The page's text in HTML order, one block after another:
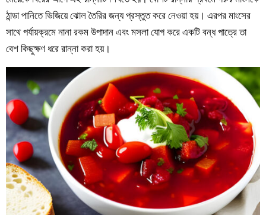
ঠান্ডা পানিতে ভিজিয়ে ঝোল তৈরির জন্য প্রস্তুত করে নেওয়া হয়। এরপর মাংসের
সাথে পর্যায়ক্রমে নানা রকম উপাদান এবং মসলা যোগ করে একটি বন্ধ পাত্রে তা
বেশ কিছুক্ষণ ধরে রান্না করা হয়।